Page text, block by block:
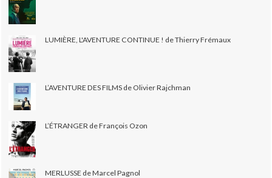
LUMIÈRE, L'AVENTURE CONTINUE ! de Thierry Frémaux
L’AVENTURE DES FILMS de Olivier Rajchman
L’ÉTRANGER de François Ozon
MERLUSSE de Marcel Pagnol